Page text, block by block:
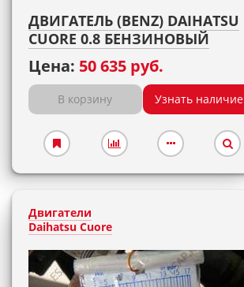
ДВИГАТЕЛЬ (BENZ) DAIHATSU
CUORE 0.8 БЕНЗИНОВЫЙ
Цена: 50 635 руб.
В корзину Узнать наличие
Двигатели
Daihatsu Cuore